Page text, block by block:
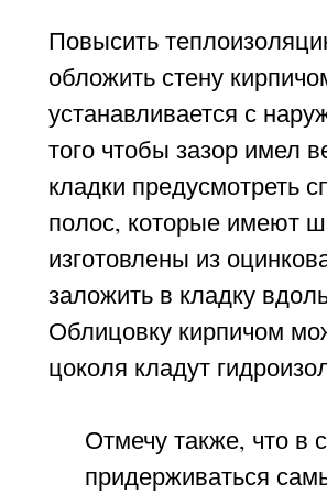
Повысить
обложить стену
устанавливается с
того чтобы зазор имел
кладки предусмотреть
полос, которые имеют
изготовлены из
заложить в кладку
Облицовку кирпичом
цоколя кладут
Отмечу также, что в
придерживаться